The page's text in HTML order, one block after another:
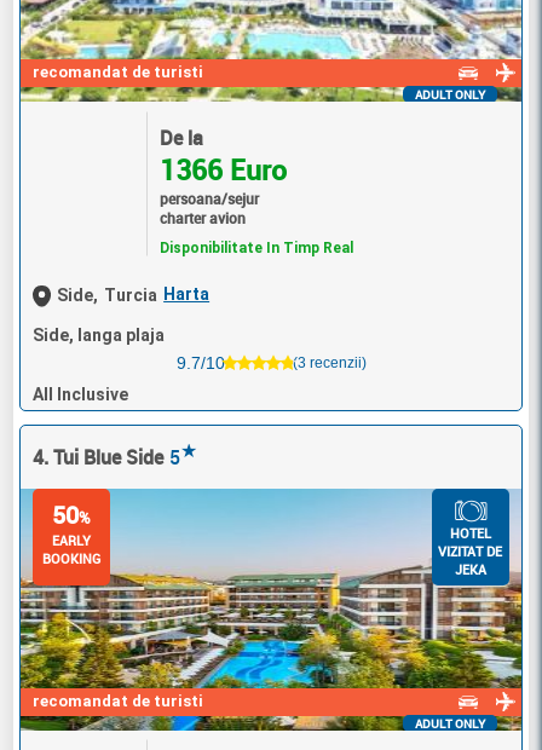
recomandat de turisti
ADULT ONLY
De la
1366 Euro
persoana/sejur
charter avion
Disponibilitate In Timp Real
Side, Turcia Harta
Side, langa plaja
9.7/10
(3 recenzii)
All Inclusive
4. Tui Blue Side 5★
recomandat de turisti
50%
EARLY
BOOKING
HOTEL
VIZITAT DE
JEKA
ADULT ONLY